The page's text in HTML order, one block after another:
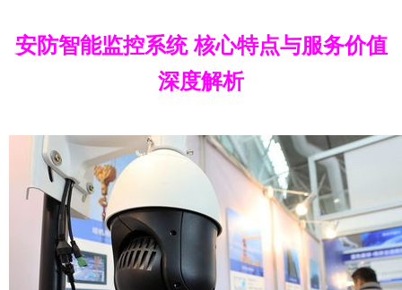
安防智能监控系统 核心特点与服务价值
深度解析